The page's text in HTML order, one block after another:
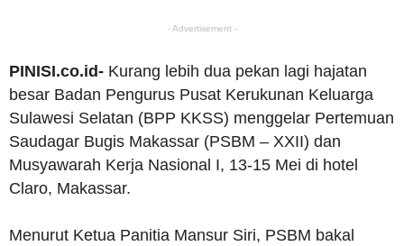
- Advertisement -
PINISI.co.id- Kurang lebih dua pekan lagi hajatan
besar Badan Pengurus Pusat Kerukunan Keluarga
Sulawesi Selatan (BPP KKSS) menggelar Pertemuan
Saudagar Bugis Makassar (PSBM – XXII) dan
Musyawarah Kerja Nasional I, 13-15 Mei di hotel
Claro, Makassar.
Menurut Ketua Panitia Mansur Siri, PSBM bakal